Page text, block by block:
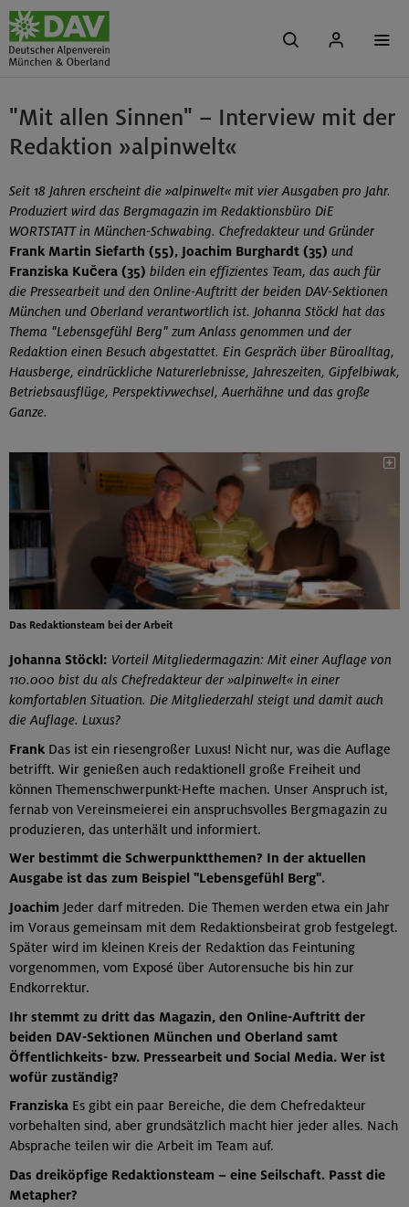
"Mit allen Sinnen" – Interview mit der
Redaktion »alpinwelt«
Seit 18 Jahren erscheint die »alpinwelt« mit vier Ausgaben pro Jahr.
Produziert wird das Bergmagazin im Redaktionsbüro DiE
WORTSTATT in München-Schwabing. Chefredakteur und Gründer
Frank Martin Siefarth (55), Joachim Burghardt (35) und
Franziska Kučera (35) bilden ein effizientes Team, das auch für
die Pressearbeit und den Online-Auftritt der beiden DAV-Sektionen
München und Oberland verantwortlich ist. Johanna Stöckl hat das
Thema "Lebensgefühl Berg" zum Anlass genommen und der
Redaktion einen Besuch abgestattet. Ein Gespräch über Büroalltag,
Hausberge, eindrückliche Naturerlebnisse, Jahreszeiten, Gipfelbiwak,
Betriebsausflüge, Perspektivwechsel, Auerhähne und das große
Ganze.
Das Redaktionsteam bei der Arbeit
Johanna Stöckl: Vorteil Mitgliedermagazin: Mit einer Auflage von
110.000 bist du als Chefredakteur der »alpinwelt« in einer
komfortablen Situation. Die Mitgliederzahl steigt und damit auch
die Auflage. Luxus?
Frank Das ist ein riesengroßer Luxus! Nicht nur, was die Auflage
betrifft. Wir genießen auch redaktionell große Freiheit und
können Themenschwerpunkt-Hefte machen. Unser Anspruch ist,
fernab von Vereinsmeierei ein anspruchsvolles Bergmagazin zu
produzieren, das unterhält und informiert.
Wer bestimmt die Schwerpunktthemen? In der aktuellen
Ausgabe ist das zum Beispiel "Lebensgefühl Berg".
Joachim Jeder darf mitreden. Die Themen werden etwa ein Jahr
im Voraus gemeinsam mit dem Redaktionsbeirat grob festgelegt.
Später wird im kleinen Kreis der Redaktion das Feintuning
vorgenommen, vom Exposé über Autorensuche bis hin zur
Endkorrektur.
Ihr stemmt zu dritt das Magazin, den Online-Auftritt der
beiden DAV-Sektionen München und Oberland samt
Öffentlichkeits- bzw. Pressearbeit und Social Media. Wer ist
wofür zuständig?
Franziska Es gibt ein paar Bereiche, die dem Chefredakteur
vorbehalten sind, aber grundsätzlich macht hier jeder alles. Nach
Absprache teilen wir die Arbeit im Team auf.
Das dreiköpfige Redaktionsteam – eine Seilschaft. Passt die
Metapher?